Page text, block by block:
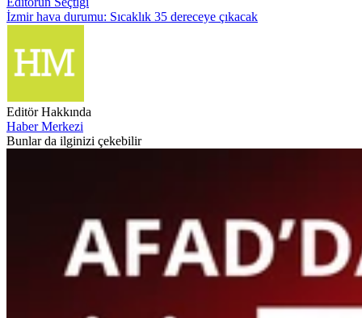
İzmir hava durumu: Sıcaklık 35 dereceye çıkacak
Editör Hakkında
Haber Merkezi
Bunlar da ilginizi çekebilir